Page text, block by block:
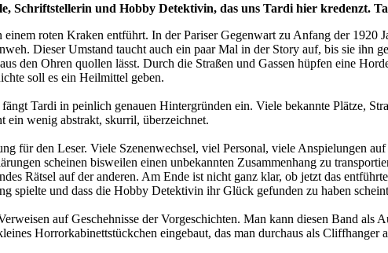
Schriftstellerin und Hobby Detektivin, das uns Tardi hier kredenzt.
roten Kraken entführt. In der Pariser Gegenwart zu Anfang der 1920
Dieser Umstand taucht auch ein paar Mal in der Story auf, bis sie ihn
den Ohren quollen lässt. Durch die Straßen und Gassen hüpfen eine
soll es ein Heilmittel geben.
Tardi in peinlich genauen Hintergründen ein. Viele bekannte Plätze,
ein wenig abstrakt, skurril, überzeichnet.
für den Leser. Viele Szenenwechsel, viel Personal, viele Anspielungen
scheinen bisweilen einen unbekannten Zusammenhang zu
Rätsel auf der anderen. Am Ende ist nicht ganz klar, ob jetzt das
spielte und dass die Hobby Detektivin ihr Glück gefunden zu haben
auf Geschehnisse der Vorgeschichten. Man kann diesen Band als
Horrorkabinettstückchen eingebaut, das man durchaus als Cliffhanger